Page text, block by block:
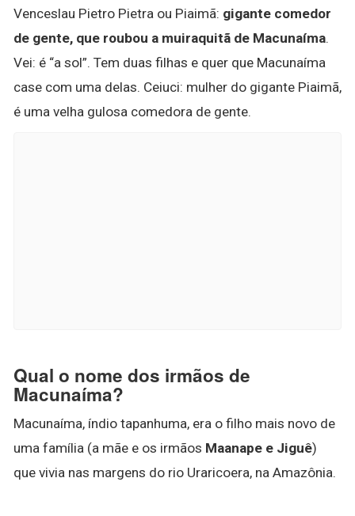
Venceslau Pietro Pietra ou Piaimã: gigante comedor
de gente, que roubou a muiraquitã de Macunaíma.
Vei: é “a sol”. Tem duas filhas e quer que Macunaíma
case com uma delas. Ceiuci: mulher do gigante Piaimã,
é uma velha gulosa comedora de gente.
Qual o nome dos irmãos de
Macunaíma?
Macunaíma, índio tapanhuma, era o filho mais novo de
uma família (a mãe e os irmãos Maanape e Jiguê)
que vivia nas margens do rio Uraricoera, na Amazônia.